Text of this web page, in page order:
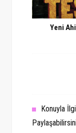
Yeni
Konuyla